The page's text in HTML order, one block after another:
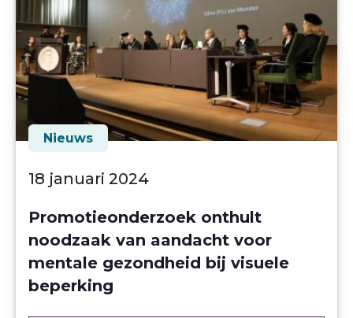
Promotieonderzoek onthult
noodzaak van aandacht voor
mentale gezondheid bij visuele
beperking
Nieuws
18 januari 2024